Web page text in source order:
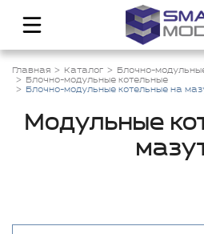
Главная Каталог
Блочно-
Блочно-модульные котельные
Блочно-модульные котельные на
Модульные